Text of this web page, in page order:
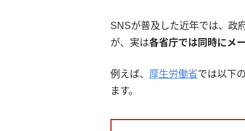
SNSが普及した近年では、政
が、実は各省庁では同時にメ
例えば、 厚生労働省では以下
ます。